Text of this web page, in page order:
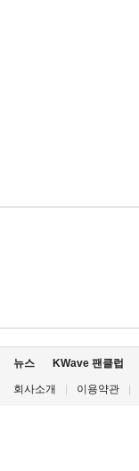
뉴스 KWave 팬클럽
회사소개 이용약관